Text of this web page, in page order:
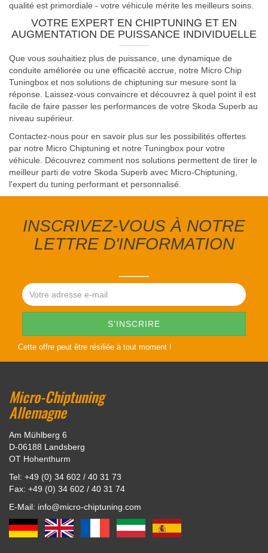
qualité est primordiale - votre véhicule mérite les meilleurs soins.
VOTRE EXPERT EN CHIPTUNING ET EN
AUGMENTATION DE PUISSANCE INDIVIDUELLE
Que vous souhaitiez plus de puissance, une dynamique de
conduite améliorée ou une efficacité accrue, notre Micro Chip
Tuningbox et nos solutions de chiptuning sur mesure sont la
réponse. Laissez-vous convaincre et découvrez à quel point il est
facile de faire passer les performances de votre Skoda Superb au
niveau supérieur.
Contactez-nous pour en savoir plus sur les possibilités offertes
par notre Micro Chiptuning et notre Tuningbox pour votre
véhicule. Découvrez comment nos solutions permettent de tirer le
meilleur parti de votre Skoda Superb avec Micro-Chiptuning,
l'expert du tuning performant et personnalisé.
INSCRIVEZ-VOUS À NOTRE
LETTRE D'INFORMATION
Cette offre peut être résiliée à tout moment !
Micro-Chiptuning
Allemagne
Am Mühlberg 6
D-06188 Landsberg
OT Hohenthurm
Tel: +49 (0) 34 602 / 40 31 73
Fax: +49 (0) 34 602 / 40 31 74
E-Mail: info@micro-chiptuning.com